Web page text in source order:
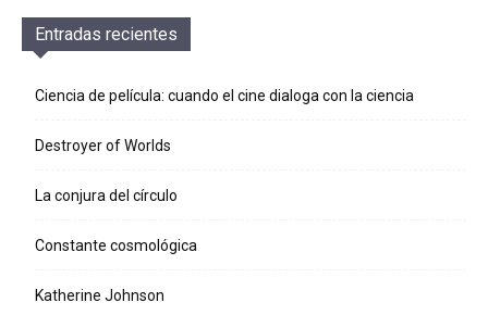
Entradas recientes
Ciencia de película: cuando el cine dialoga con la ciencia
Destroyer of Worlds
La conjura del círculo
Constante cosmológica
Katherine Johnson